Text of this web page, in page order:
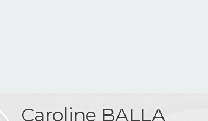
Caroline BALLA